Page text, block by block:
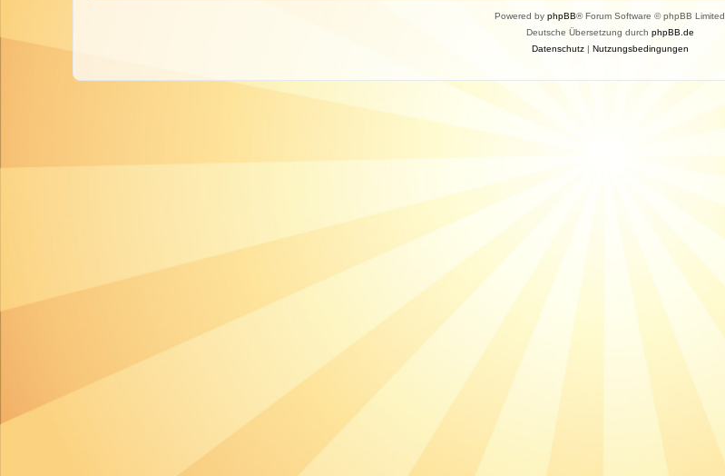
Powered by phpBB® Forum Software © phpBB Limited
Deutsche Übersetzung durch phpBB.de
Datenschutz| Nutzungsbedingungen